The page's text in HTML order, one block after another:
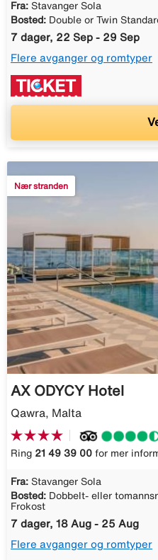
Fra: Stavanger Sola
Bosted: Double or Twin
7 dager, 22 Sep - 29 Sep
Flere avganger og romtyper
Nær stranden
AX ODYCY Hotel
Qawra, Malta
Ring 21 49 39 00 for mer
Fra: Stavanger Sola
Bosted: Dobbelt- eller
Frokost
7 dager, 18 Aug - 25 Aug
Flere avganger og romtyper